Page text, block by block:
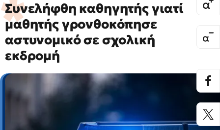
Συνελήφθη καθηγητής γιατί
μαθητής γρονθοκόπησε
αστυνομικό σε σχολική
εκδρομή